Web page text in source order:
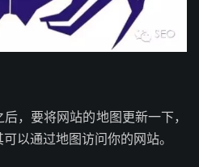
，要将网站的地图更新一下，
以通过地图访问你的网站。